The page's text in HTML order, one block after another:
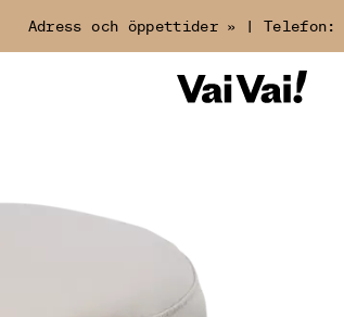
Adress och öppettider » | Telefon: